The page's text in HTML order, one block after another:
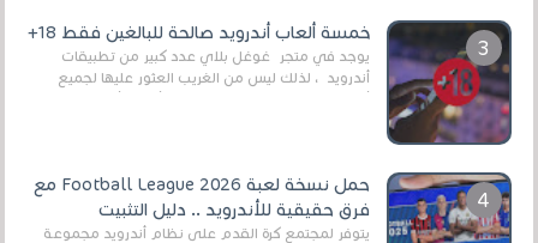
خمسة ألعاب أندرويد صالحة للبالغين فقط 18+
يوجد في متجر غوغل بلاي عدد كبير من تطبيقات
أندرويد ، لذلك ليس من الغريب العثور عليها لجميع
حمل نسخة لعبة Football League 2026 مع
فرق حقيقية للأندرويد .. دليل التثبيت
يتوفر لمجتمع كرة القدم على نظام أندرويد مجموعة